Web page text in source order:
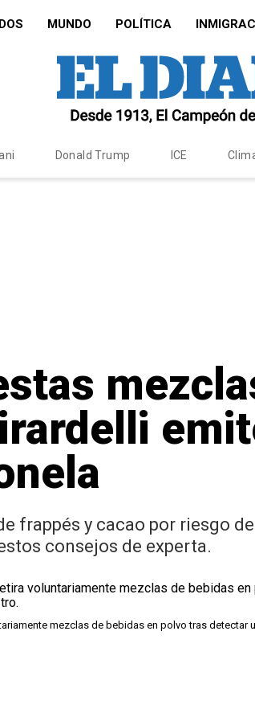
MUNDO POLÍTICA
Donald Trump ICE
frappés y cacao por riesgo
consejos de experta.
mezclas de bebidas en polvo tras